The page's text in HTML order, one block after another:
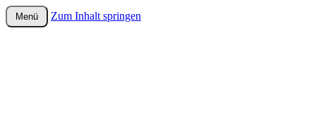
wurster-cartoon-blog.de
Menü Zum Inhalt springen